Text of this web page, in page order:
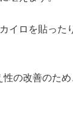
イロを貼った
性の改善のた